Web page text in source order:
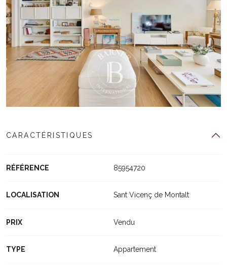
CARACTÉRISTIQUES
RÉFÉRENCE 85954720
LOCALISATION Sant Vicenç de Montalt
PRIX Vendu
TYPE Appartement